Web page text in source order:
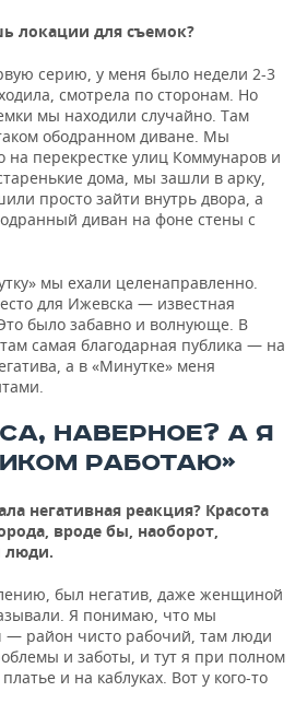
локации для съемок?
серию, у меня было недели 2-3
смотрела по сторонам. Но
мы находили случайно. Там
ободранном диване. Мы
на перекрестке улиц Коммунаров и
дома, мы зашли в арку,
просто зайти внутрь двора, а
диван на фоне стены с
мы ехали целенаправленно.
для Ижевска — известная
было забавно и волнующе. В
там самая благодарная публика — на
а в «Минутке» меня
НАВЕРНОЕ? А Я
РАБОТАЮ»
негативная реакция? Красота
вроде бы, наоборот,
люди.
был негатив, даже женщиной
Я понимаю, что мы
район чисто рабочий, там люди
и заботы, и тут я при полном
и на каблуках. Вот у кого-то